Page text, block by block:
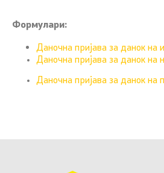
Формулари:
Даночна пријава за данок на
Даночна пријава за данок на
Даночна пријава за данок на